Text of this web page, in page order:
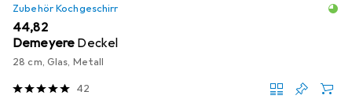
Zubehör Kochgeschirr
EUR
44,82
Demeyere Deckel
28 cm, Glas, Metall
42